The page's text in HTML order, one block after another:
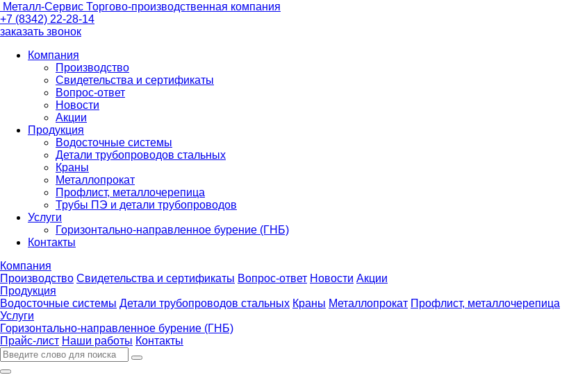
Металл-Сервис Торгово-производственная компания
+7 (8342) 22-28-14
заказать звонок
Компания
Производство
Свидетельства и сертификаты
Вопрос-ответ
Новости
Акции
Продукция
Водосточные системы
Детали трубопроводов стальных
Краны
Металлопрокат
Профлист, металлочерепица
Трубы ПЭ и детали трубопроводов
Услуги
Горизонтально-направленное бурение (ГНБ)
Контакты
Компания
Производство Свидетельства и сертификаты Вопрос-ответ Новости Акции
Продукция
Водосточные системы Детали трубопроводов стальных Краны Металлопрокат Профлист, металлочерепица
Услуги
Горизонтально-направленное бурение (ГНБ)
Прайс-лист Наши работы Контакты